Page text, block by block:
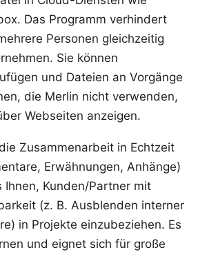
Das Programm verhindert
Personen gleichzeitig
Sie können
und Dateien an Vorgänge
die Merlin nicht verwenden,
Webseiten anzeigen.
Zusammenarbeit in Echtzeit
Erwähnungen, Anhänge)
Ihnen, Kunden/Partner mit
(z. B. Ausblenden interner
in Projekte einzubeziehen. Es
und eignet sich für große